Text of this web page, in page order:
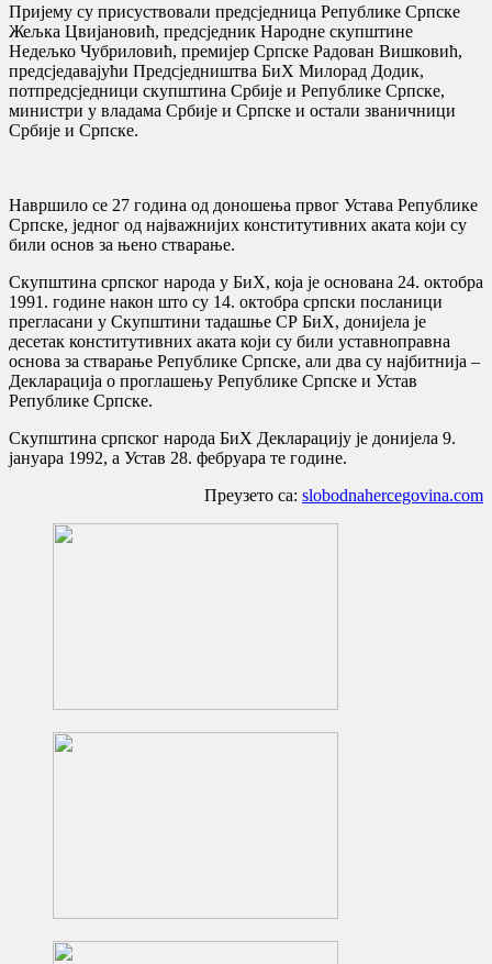
Пријему су присуствовали предсједница Републике Српске
Жељка Цвијановић, предсједник Народне скупштине
Недељко Чубриловић, премијер Српске Радован Вишковић,
предсједавајући Предсједништва БиХ Милорад Додик,
потпредсједници скупштина Србије и Републике Српске,
министри у владама Србије и Српске и остали званичници
Србије и Српске.
Навршило се 27 година од доношења првог Устава Републике
Српске, једног од најважнијих конститутивних аката који су
били основ за њено стварање.
Скупштина српског народа у БиХ, која је основана 24. октобра
1991. године након што су 14. октобра српски посланици
прегласани у Скупштини тадашње СР БиХ, донијела је
десетак конститутивних аката који су били уставноправна
основа за стварање Републике Српске, али два су најбитнија –
Декларација о проглашењу Републике Српске и Устав
Републике Српске.
Скупштина српског народа БиХ Декларацију је донијела 9.
јануара 1992, а Устав 28. фебруара те године.
Преузето са: slobodnahercegovina.com